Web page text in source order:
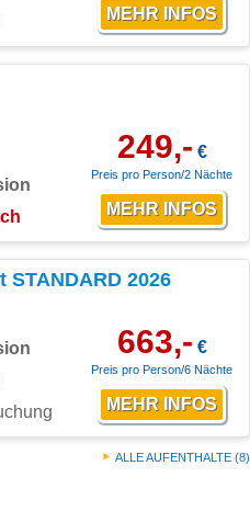
249,- €
Preis pro Person/2 Nächte
2026
663,- €
Preis pro Person/6 Nächte
ALLE AUFENTHALTE (8)